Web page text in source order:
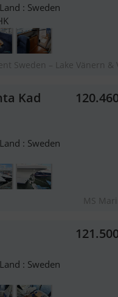
: Sweden
Sweden – Lake Vänern &
Kad
: Sweden
MS
: Sweden